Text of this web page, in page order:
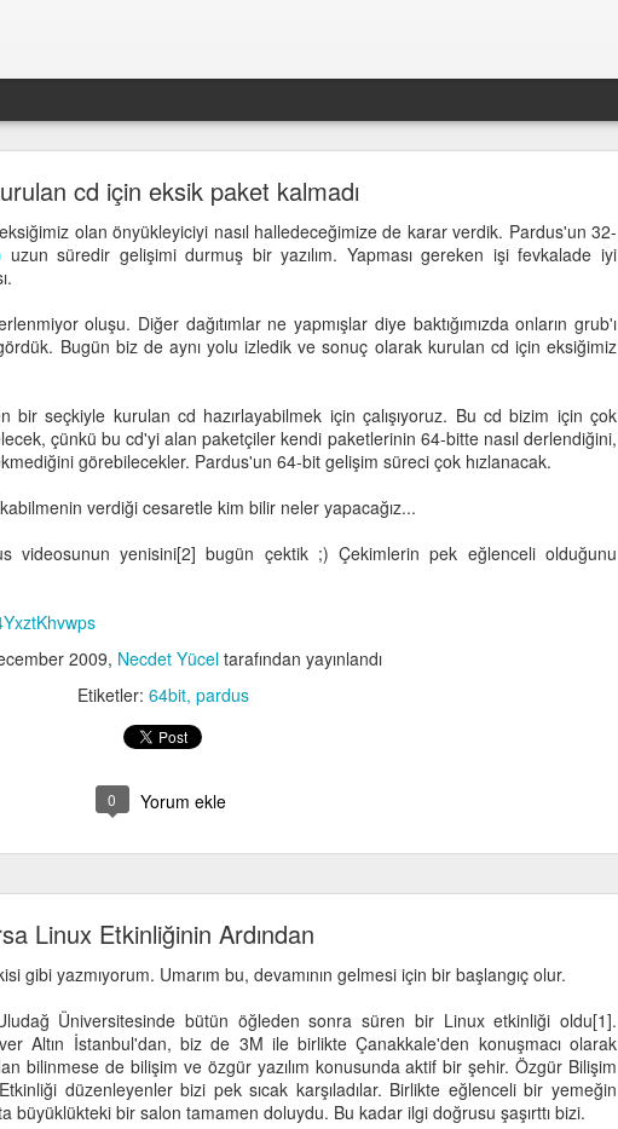
cd için eksik paket kalmadı
olan önyükleyiciyi nasıl halledeceğimize de karar verdik. Pardus'un 32-
uzun süredir gelişimi durmuş bir yazılım. Yapması gereken işi fevkalade iyi
oluşu. Diğer dağıtımlar ne yapmışlar diye baktığımızda onların grub'ı
Bugün biz de aynı yolu izledik ve sonuç olarak kurulan cd için eksiğimiz
bir seçkiyle kurulan cd hazırlayabilmek için çalışıyoruz. Bu cd bizim için çok
çünkü bu cd'yi alan paketçiler kendi paketlerinin 64-bitte nasıl derlendiğini,
görebilecekler. Pardus'un 64-bit gelişim süreci çok hızlanacak.
verdiği cesaretle kim bilir neler yapacağız...
videosunun yenisini[2] bugün çektik ;) Çekimlerin pek eğlenceli olduğunu
2009, Necdet Yüceltarafından yayınlandı
Etiketler: 64bit pardus
0 Yorum ekle
Linux Etkinliğinin Ardından
gibi yazmıyorum. Umarım bu, devamının gelmesi için bir başlangıç olur.
Üniversitesinde bütün öğleden sonra süren bir Linux etkinliği oldu[1].
Altın İstanbul'dan, biz de 3M ile birlikte Çanakkale'den konuşmacı olarak
bilinmese de bilişim ve özgür yazılım konusunda aktif bir şehir. Özgür Bilişim
düzenleyenler bizi pek sıcak karşıladılar. Birlikte eğlenceli bir yemeğin
büyüklükteki bir salon tamamen doluydu. Bu kadar ilgi doğrusu şaşırttı bizi.